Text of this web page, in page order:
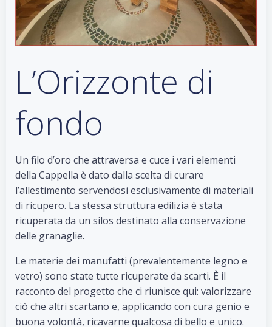
L’Orizzonte di
fondo
Un filo d’oro che attraversa e cuce i vari elementi
della Cappella è dato dalla scelta di curare
l’allestimento servendosi esclusivamente di materiali
di ricupero. La stessa struttura edilizia è stata
ricuperata da un silos destinato alla conservazione
delle granaglie.
Le materie dei manufatti (prevalentemente legno e
vetro) sono state tutte ricuperate da scarti. È il
racconto del progetto che ci riunisce qui: valorizzare
ciò che altri scartano e, applicando con cura genio e
buona volontà, ricavarne qualcosa di bello e unico.